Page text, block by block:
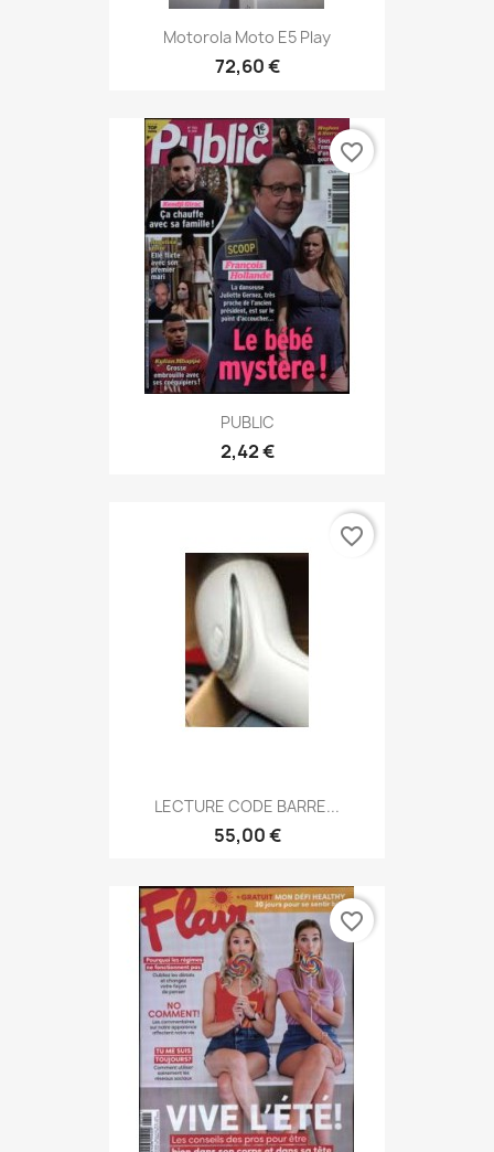
Motorola Moto E5 Play
72,60 €
PUBLIC
2,42 €
favorite_border
LECTURE CODE BARRE...
55,00 €
favorite_border
favorite_border